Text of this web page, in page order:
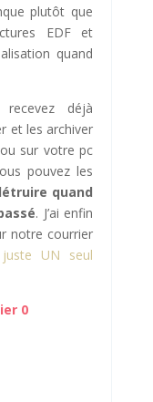
plutôt que
EDF et
quand
déjà
et les archiver
sur votre pc
pouvez les
quand
. J’ai enfin
notre courrier
UN seul
0